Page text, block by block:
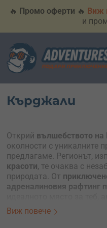
🔥 Промо оферти 🔥 Виж
и
Кърджали
Открий вълшебството
околности с уникалните
предлагаме. Регионът,
красоти, те очаква с
природата. От
адреналиновия рафтинг
изживявания. Без
спокойствие или
Виж повече